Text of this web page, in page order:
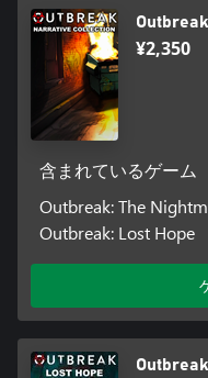
¥2,350
含まれているゲーム
Outbreak: The
Outbreak: Lost Hope